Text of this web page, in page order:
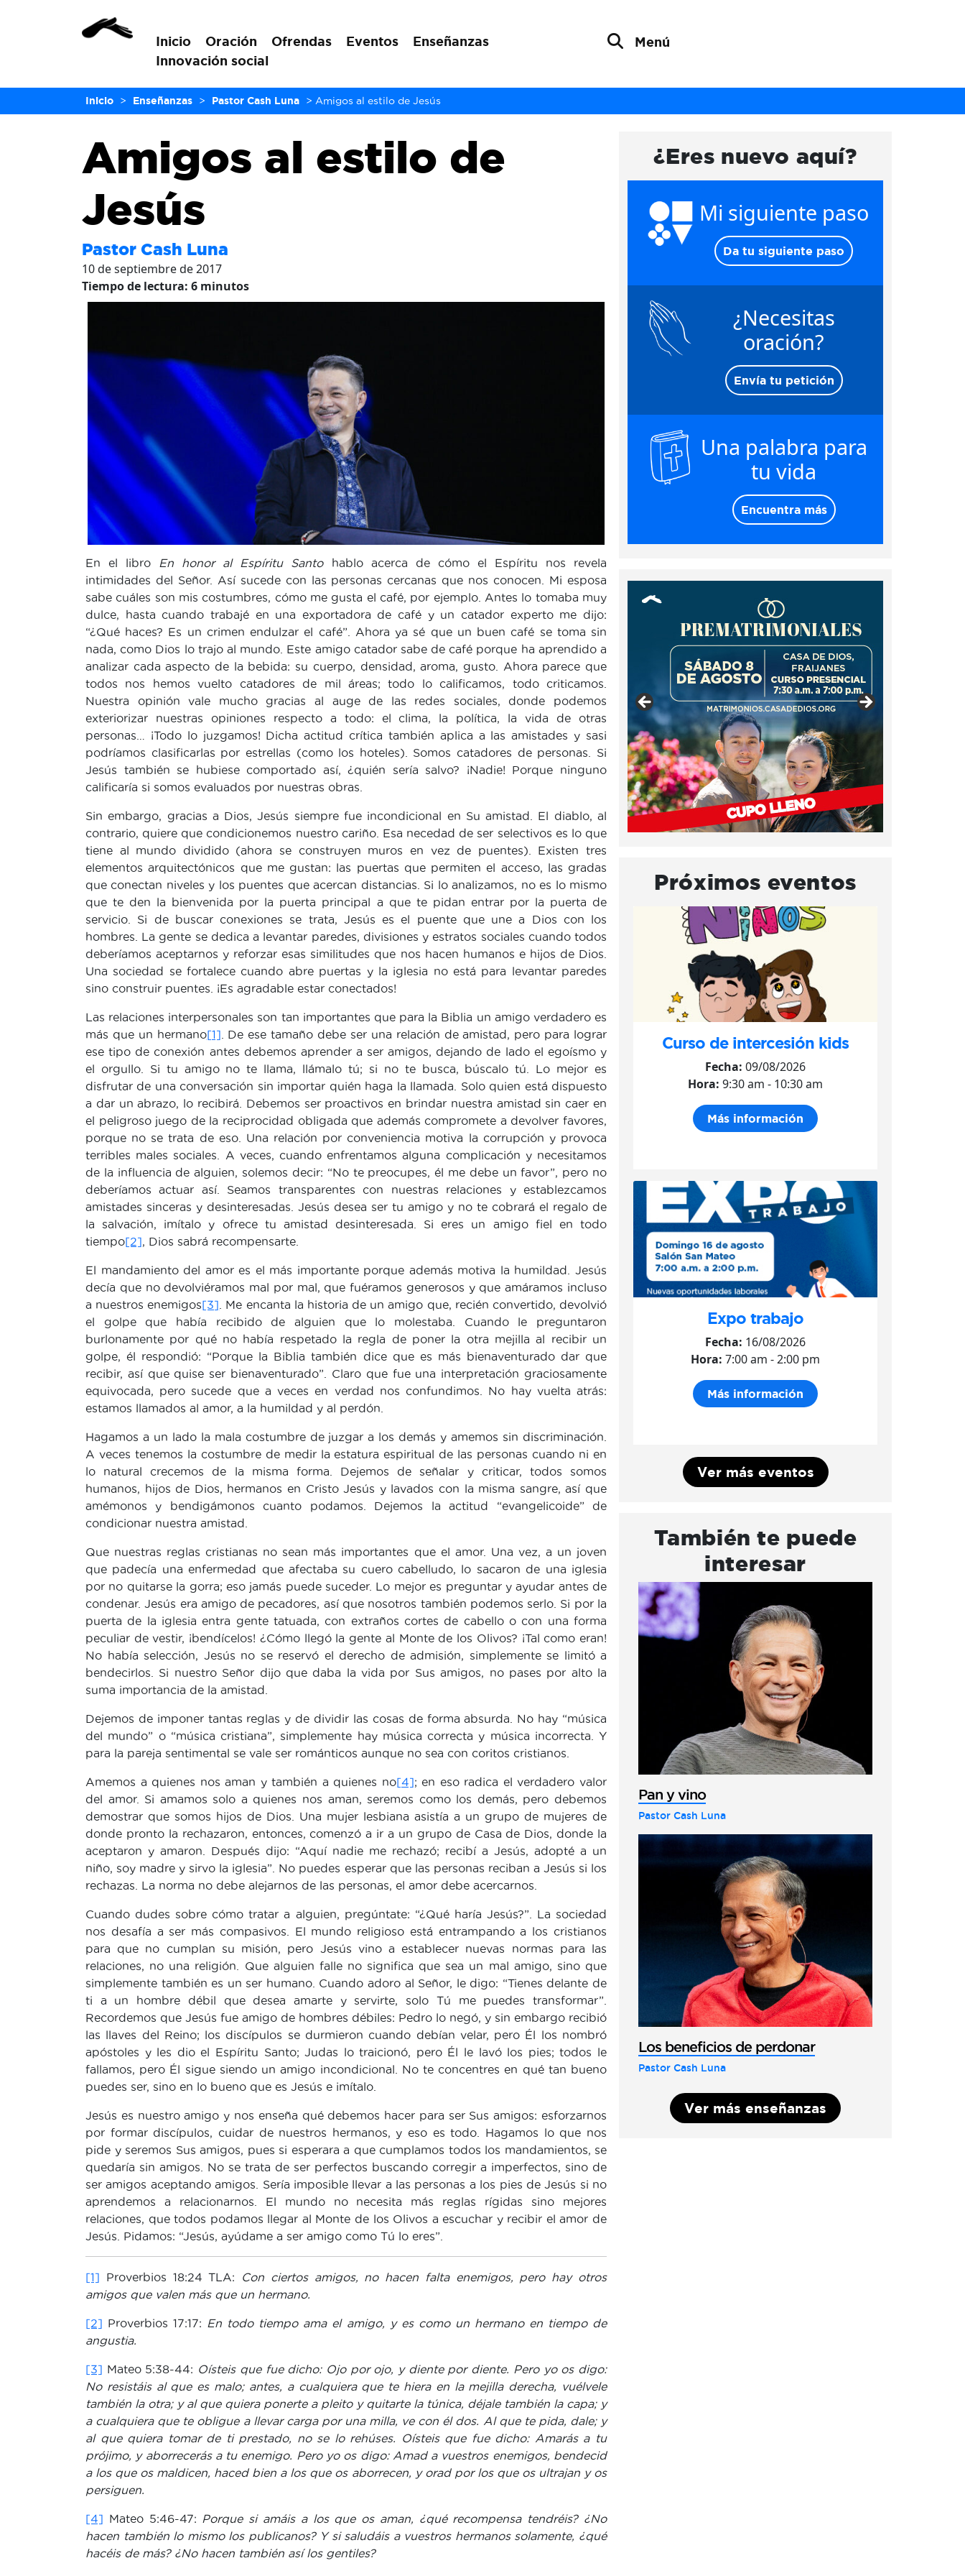
Inicio Oración Ofrendas Eventos
Enseñanzas
Innovación social
Menú
Inicio > Enseñanzas > Pastor Cash Luna > Amigos al estilo de Jesús
Amigos al estilo de
Jesús
Pastor Cash Luna
10 de septiembre de 2017
Tiempo de lectura: 6 minutos
En el libro En honor al Espíritu Santohablo acerca de cómo el Espíritu nos revela
intimidades del Señor. Así sucede con las personas cercanas que nos conocen. Mi esposa
sabe cuáles son mis costumbres, cómo me gusta el café, por ejemplo. Antes lo tomaba muy
dulce, hasta cuando trabajé en una exportadora de café y un catador experto me dijo:
“¿Qué haces? Es un crimen endulzar el café”. Ahora ya sé que un buen café se toma sin
nada, como Dios lo trajo al mundo. Este amigo catador sabe de café porque ha aprendido a
analizar cada aspecto de la bebida: su cuerpo, densidad, aroma, gusto. Ahora parece que
todos nos hemos vuelto catadores de mil áreas; todo lo calificamos, todo criticamos.
Nuestra opinión vale mucho gracias al auge de las redes sociales, donde podemos
exteriorizar nuestras opiniones respecto a todo: el clima, la política, la vida de otras
personas… ¡Todo lo juzgamos! Dicha actitud crítica también aplica a las amistades y sasi
podríamos clasificarlas por estrellas (como los hoteles). Somos catadores de personas. Si
Jesús también se hubiese comportado así, ¿quién sería salvo? ¡Nadie! Porque ninguno
calificaría si somos evaluados por nuestras obras.
Sin embargo, gracias a Dios, Jesús siempre fue incondicional en Su amistad. El diablo, al
contrario, quiere que condicionemos nuestro cariño. Esa necedad de ser selectivos es lo que
tiene al mundo dividido (ahora se construyen muros en vez de puentes). Existen tres
elementos arquitectónicos que me gustan: las puertas que permiten el acceso, las gradas
que conectan niveles y los puentes que acercan distancias. Si lo analizamos, no es lo mismo
que te den la bienvenida por la puerta principal a que te pidan entrar por la puerta de
servicio. Si de buscar conexiones se trata, Jesús es el puente que une a Dios con los
hombres. La gente se dedica a levantar paredes, divisiones y estratos sociales cuando todos
deberíamos aceptarnos y reforzar esas similitudes que nos hacen humanos e hijos de Dios.
Una sociedad se fortalece cuando abre puertas y la iglesia no está para levantar paredes
sino construir puentes. ¡Es agradable estar conectados!
Las relaciones interpersonales son tan importantes que para la Biblia un amigo verdadero es
más que un hermano[1] . De ese tamaño debe ser una relación de amistad, pero para lograr
ese tipo de conexión antes debemos aprender a ser amigos, dejando de lado el egoísmo y
el orgullo. Si tu amigo no te llama, llámalo tú; si no te busca, búscalo tú. Lo mejor es
disfrutar de una conversación sin importar quién haga la llamada. Solo quien está dispuesto
a dar un abrazo, lo recibirá. Debemos ser proactivos en brindar nuestra amistad sin caer en
el peligroso juego de la reciprocidad obligada que además compromete a devolver favores,
porque no se trata de eso. Una relación por conveniencia motiva la corrupción y provoca
terribles males sociales. A veces, cuando enfrentamos alguna complicación y necesitamos
de la influencia de alguien, solemos decir: “No te preocupes, él me debe un favor”, pero no
deberíamos actuar así. Seamos transparentes con nuestras relaciones y establezcamos
amistades sinceras y desinteresadas. Jesús desea ser tu amigo y no te cobrará el regalo de
la salvación, imítalo y ofrece tu amistad desinteresada. Si eres un amigo fiel en todo
tiempo[2], Dios sabrá recompensarte.
El mandamiento del amor es el más importante porque además motiva la humildad. Jesús
decía que no devolviéramos mal por mal, que fuéramos generosos y que amáramos incluso
a nuestros enemigos[3] . Me encanta la historia de un amigo que, recién convertido, devolvió
el golpe que había recibido de alguien que lo molestaba. Cuando le preguntaron
burlonamente por qué no había respetado la regla de poner la otra mejilla al recibir un
golpe, él respondió: “Porque la Biblia también dice que es más bienaventurado dar que
recibir, así que quise ser bienaventurado”. Claro que fue una interpretación graciosamente
equivocada, pero sucede que a veces en verdad nos confundimos. No hay vuelta atrás:
estamos llamados al amor, a la humildad y al perdón.
Hagamos a un lado la mala costumbre de juzgar a los demás y amemos sin discriminación.
A veces tenemos la costumbre de medir la estatura espiritual de las personas cuando ni en
lo natural crecemos de la misma forma. Dejemos de señalar y criticar, todos somos
humanos, hijos de Dios, hermanos en Cristo Jesús y lavados con la misma sangre, así que
amémonos y bendigámonos cuanto podamos. Dejemos la actitud “evangelicoide” de
condicionar nuestra amistad.
Que nuestras reglas cristianas no sean más importantes que el amor. Una vez, a un joven
que padecía una enfermedad que afectaba su cuero cabelludo, lo sacaron de una iglesia
por no quitarse la gorra; eso jamás puede suceder. Lo mejor es preguntar y ayudar antes de
condenar. Jesús era amigo de pecadores, así que nosotros también podemos serlo. Si por la
puerta de la iglesia entra gente tatuada, con extraños cortes de cabello o con una forma
peculiar de vestir, ¡bendícelos! ¿Cómo llegó la gente al Monte de los Olivos? ¡Tal como eran!
No había selección, Jesús no se reservó el derecho de admisión, simplemente se limitó a
bendecirlos. Si nuestro Señor dijo que daba la vida por Sus amigos, no pases por alto la
suma importancia de la amistad.
Dejemos de imponer tantas reglas y de dividir las cosas de forma absurda. No hay “música
del mundo” o “música cristiana”, simplemente hay música correcta y música incorrecta. Y
para la pareja sentimental se vale ser románticos aunque no sea con coritos cristianos.
Amemos a quienes nos aman y también a quienes no[4]; en eso radica el verdadero valor
del amor. Si amamos solo a quienes nos aman, seremos como los demás, pero debemos
demostrar que somos hijos de Dios. Una mujer lesbiana asistía a un grupo de mujeres de
donde pronto la rechazaron, entonces, comenzó a ir a un grupo de Casa de Dios, donde la
aceptaron y amaron. Después dijo: “Aquí nadie me rechazó; recibí a Jesús, adopté a un
niño, soy madre y sirvo la iglesia”. No puedes esperar que las personas reciban a Jesús si los
rechazas. La norma no debe alejarnos de las personas, el amor debe acercarnos.
Cuando dudes sobre cómo tratar a alguien, pregúntate: “¿Qué haría Jesús?”. La sociedad
nos desafía a ser más compasivos. El mundo religioso está entrampando a los cristianos
para que no cumplan su misión, pero Jesús vino a establecer nuevas normas para las
relaciones, no una religión. Que alguien falle no significa que sea un mal amigo, sino que
simplemente también es un ser humano. Cuando adoro al Señor, le digo: “Tienes delante de
ti a un hombre débil que desea amarte y servirte, solo Tú me puedes transformar”.
Recordemos que Jesús fue amigo de hombres débiles: Pedro lo negó, y sin embargo recibió
las llaves del Reino; los discípulos se durmieron cuando debían velar, pero Él los nombró
apóstoles y les dio el Espíritu Santo; Judas lo traicionó, pero Él le lavó los pies; todos le
fallamos, pero Él sigue siendo un amigo incondicional. No te concentres en qué tan bueno
puedes ser, sino en lo bueno que es Jesús e imítalo.
Jesús es nuestro amigo y nos enseña qué debemos hacer para ser Sus amigos: esforzarnos
por formar discípulos, cuidar de nuestros hermanos, y eso es todo. Hagamos lo que nos
pide y seremos Sus amigos, pues si esperara a que cumplamos todos los mandamientos, se
quedaría sin amigos. No se trata de ser perfectos buscando corregir a imperfectos, sino de
ser amigos aceptando amigos. Sería imposible llevar a las personas a los pies de Jesús si no
aprendemos a relacionarnos. El mundo no necesita más reglas rígidas sino mejores
relaciones, que todos podamos llegar al Monte de los Olivos a escuchar y recibir el amor de
Jesús. Pidamos: “Jesús, ayúdame a ser amigo como Tú lo eres”.
[1] Proverbios 18:24 TLA:
Con ciertos amigos, no hacen falta enemigos, pero hay otros
amigos que valen más que un hermano.
[2] Proverbios 17:17: En todo tiempo ama el amigo, y es como un hermano en tiempo de
angustia.
[3] Mateo 5:38-44: Oísteis que fue dicho: Ojo por ojo, y diente por diente. Pero yo os digo:
No resistáis al que es malo; antes, a cualquiera que te hiera en la mejilla derecha, vuélvele
también la otra; y al que quiera ponerte a pleito y quitarte la túnica, déjale también la capa; y
a cualquiera que te obligue a llevar carga por una milla, ve con él dos. Al que te pida, dale; y
al que quiera tomar de ti prestado, no se lo rehúses. Oísteis que fue dicho: Amarás a tu
prójimo, y aborrecerás a tu enemigo. Pero yo os digo: Amad a vuestros enemigos, bendecid
a los que os maldicen, haced bien a los que os aborrecen, y orad por los que os ultrajan y os
persiguen.
[4] Mateo 5:46-47: Porque si amáis a los que os aman, ¿qué recompensa tendréis? ¿No
hacen también lo mismo los publicanos? Y si saludáis a vuestros hermanos solamente, ¿qué
hacéis de más? ¿No hacen también así los gentiles?
¿Eres nuevo aquí?
Mi siguiente paso
Da tu siguiente paso
¿Necesitas
oración?
Envía tu petición
Una palabra para
tu vida
Encuentra más
Próximos eventos
Curso de intercesión kids
Fecha: 09/08/2026
Hora: 9:30 am - 10:30 am
Más información
Expo trabajo
Fecha: 16/08/2026
Hora: 7:00 am - 2:00 pm
Más información
Ver más eventos
También te puede
interesar
Pan y vino
Pastor Cash Luna
Los beneficios de perdonar
Pastor Cash Luna
Ver más enseñanzas